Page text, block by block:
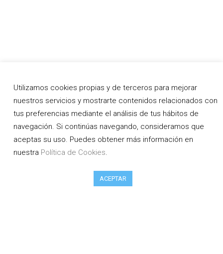
Utilizamos cookies propias y de terceros para mejorar
nuestros servicios y mostrarte contenidos relacionados con
tus preferencias mediante el análisis de tus hábitos de
navegación. Si continúas navegando, consideramos que
aceptas su uso. Puedes obtener más información en
nuestra Política de Cookies.
ACEPTAR